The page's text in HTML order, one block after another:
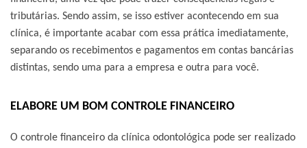
tributárias. Sendo assim, se isso estiver acontecendo em sua
clínica, é importante acabar com essa prática imediatamente,
separando os recebimentos e pagamentos em contas bancárias
distintas, sendo uma para a empresa e outra para você.
ELABORE UM BOM CONTROLE FINANCEIRO
O controle financeiro da clínica odontológica pode ser realizado